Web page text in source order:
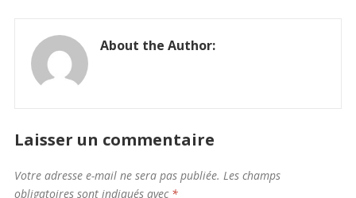
About the Author:
Laisser un commentaire
Votre adresse e-mail ne sera pas publiée. Les champs
obligatoires sont indiqués avec *